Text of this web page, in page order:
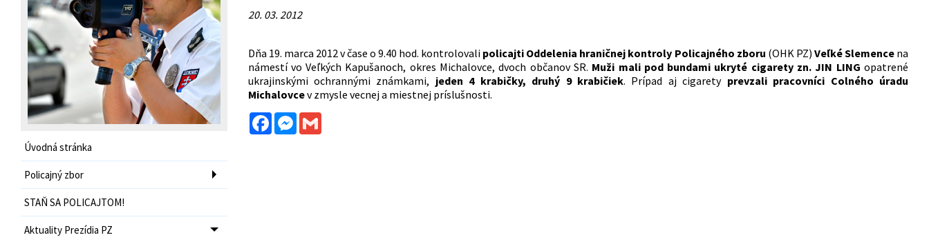
Úvodná stránka
Policajný zbor
STAŇ SA POLICAJTOM!
Aktuality Prezídia PZ
20. 03. 2012
Dňa 19. marca 2012 v čase o 9.40 hod. kontrolovali policajti Oddelenia hraničnej kontroly Policajného zboru (OHK PZ) Veľké Slemencena
námestí vo Veľkých Kapušanoch, okres Michalovce, dvoch občanov SR. Muži mali pod bundami ukryté cigarety zn. JIN LING opatrené
ukrajinskými ochrannými známkami, jeden 4 krabičky, druhý 9 krabičiek. Prípad aj cigarety prevzali pracovníci Colného úradu
Michalovcev zmysle vecnej a miestnej príslušnosti.
FacebookMessenger
Gmail